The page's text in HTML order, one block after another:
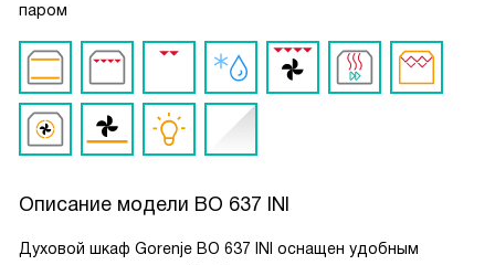
паром
Описание модели BO 637 INI
Духовой шкаф Gorenje BO 637 INI оснащен удобным